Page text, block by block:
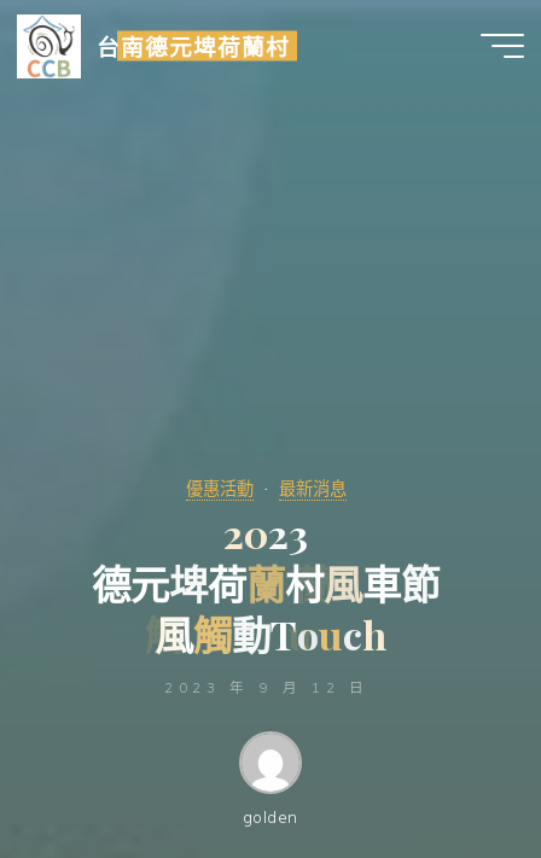
Skip
content
台南德元埤荷蘭村
優惠活動 最新消息
2023
德元埤荷蘭
蘭村風車節
風觸
觸動Tou
uch
2023 年 9 月 12 日
golden